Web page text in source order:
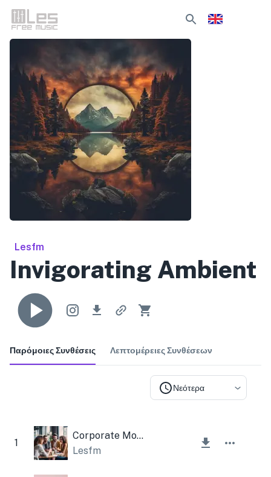
Lesfm
Invigorating Ambient
Παρόμοιες Συνθέσεις Λεπτομέρειες Συνθέσεων
Νεότερα
1
Corporate Motivational Trumpet
Lesfm